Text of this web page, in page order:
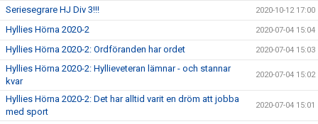
Seriesegrare HJ Div 3!!! 2020-10-12 17:00
Hyllies Hörna 2020-2 2020-07-04 15:04
Hyllies Hörna 2020-2: Ordföranden har ordet 2020-07-04 15:03
Hyllies Hörna 2020-2: Hyllieveteran lämnar - och stannar
kvar
2020-07-04 15:02
Hyllies Hörna 2020-2: Det har alltid varit en dröm att jobba
med sport
2020-07-04 15:01